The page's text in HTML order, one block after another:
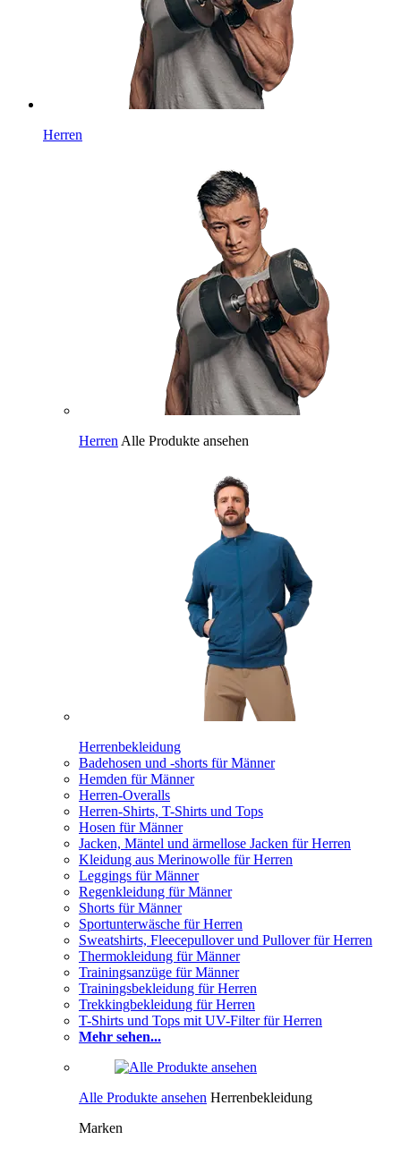
Herren
Herren Alle Produkte ansehen
Herrenbekleidung
Badehosen und -shorts für Männer
Hemden für Männer
Herren-Overalls
Herren-Shirts, T-Shirts und Tops
Hosen für Männer
Jacken, Mäntel und ärmellose Jacken für Herren
Kleidung aus Merinowolle für Herren
Leggings für Männer
Regenkleidung für Männer
Shorts für Männer
Sportunterwäsche für Herren
Sweatshirts, Fleecepullover und Pullover für Herren
Thermokleidung für Männer
Trainingsanzüge für Männer
Trainingsbekleidung für Herren
Trekkingbekleidung für Herren
T-Shirts und Tops mit UV-Filter für Herren
Mehr sehen...
Alle Produkte ansehen Herrenbekleidung
Marken